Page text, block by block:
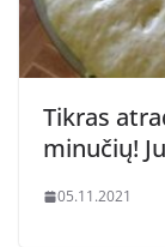
Tikras
minučių!
05.11.2021